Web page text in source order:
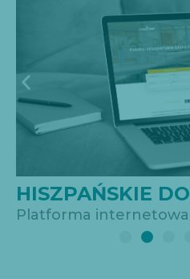
VIKING ELEKTRO
Strona wizytówkowa